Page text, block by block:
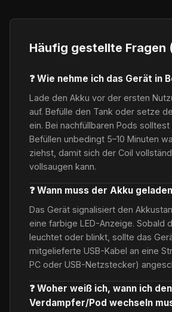
Häufig gestellte Fragen
❓ Wie nehme ich das Gerät in
Lade den Akku vor der ersten
auf. Befülle den Tank oder setze
ein. Bei nachfüllbaren Pods
Befüllen unbedingt 5–10 Minuten
ziehst, damit sich der Coil
vollsaugen kann.
❓ Wann muss der Akku
Das Gerät signalisiert den
eine farbige LED-Anzeige. Sobald
leuchtet oder blinkt, sollte das
mitgelieferte USB-Kabel an eine
PC oder USB-Netzstecker)
❓ Woher weiß ich, wann ich den
Verdampfer/Pod wechseln